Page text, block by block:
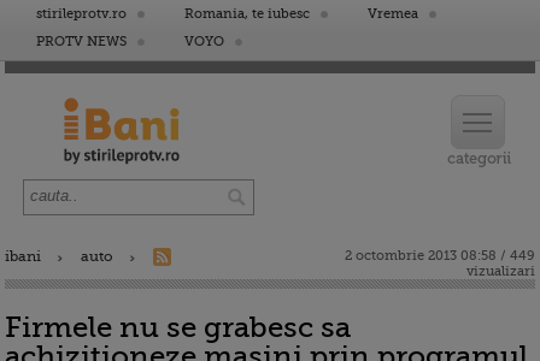
stirileprotv.ro Romania, te iubesc
Vremea
PROTV NEWS
VOYO
ibani auto
2 octombrie 2013 08:58 / 449
vizualizari
Firmele nu se grabesc sa